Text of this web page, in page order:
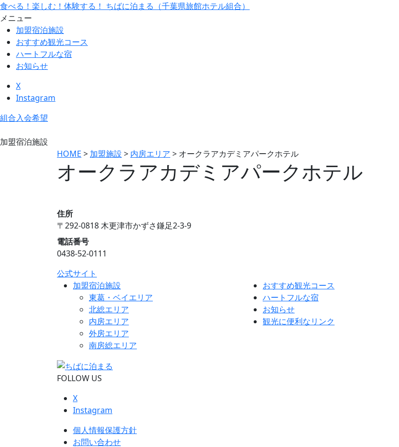
食べる！楽しむ！体験する！ ちばに泊まる（千葉県旅館ホテル組合）
メニュー
加盟宿泊施設
おすすめ観光コース
ハートフルな宿
お知らせ
X
Instagram
組合入会希望
加盟宿泊施設
HOME > 加盟施設 > 内房エリア > オークラアカデミアパークホテル
オークラアカデミアパークホテル
住所
〒292-0818 木更津市かずさ鎌足2-3-9
電話番号
0438-52-0111
公式サイト
加盟宿泊施設
東葛・ベイエリア
北総エリア
内房エリア
外房エリア
南房総エリア
おすすめ観光コース
ハートフルな宿
お知らせ
観光に便利なリンク
FOLLOW US
X
Instagram
個人情報保護方針
お問い合わせ